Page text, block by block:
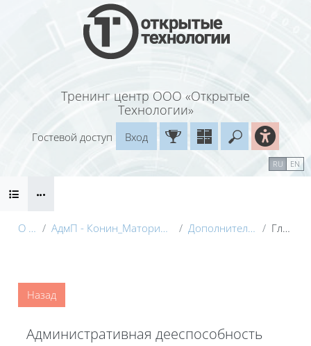
Перейти к основному содержанию
Тренинг центр ООО «Открытые
Технологии»
Введите
Гостевой доступ
Вход
RU EN
Блоки
О курсе АдмП - Конин_Маторина (Электронный курс)_Демо Дополнительные материалы Глоссарий
Назад
Административная дееспособность